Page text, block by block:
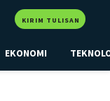
KIRIM TULISAN
EKONOMI